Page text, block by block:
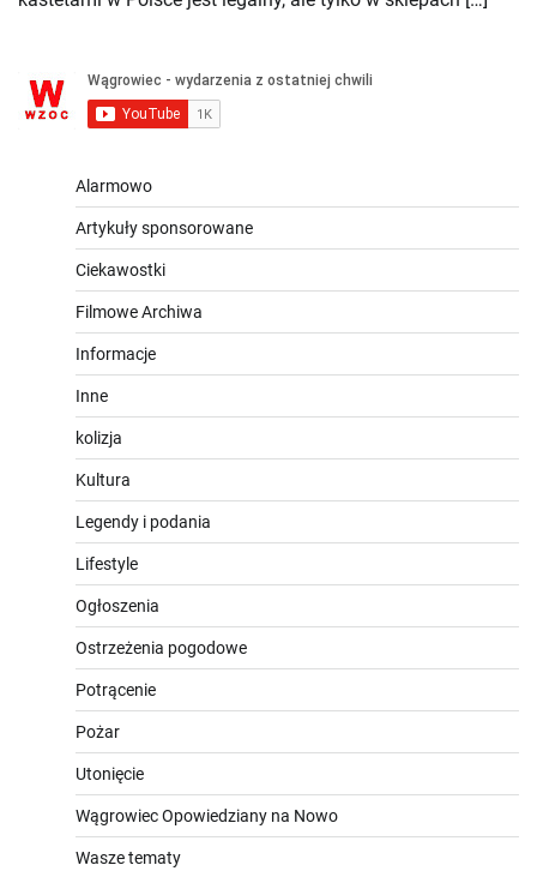
Alarmowo
Artykuły sponsorowane
Ciekawostki
Filmowe Archiwa
Informacje
Inne
kolizja
Kultura
Legendy i podania
Lifestyle
Ogłoszenia
Ostrzeżenia pogodowe
Potrącenie
Pożar
Utonięcie
Wągrowiec Opowiedziany na Nowo
Wasze tematy